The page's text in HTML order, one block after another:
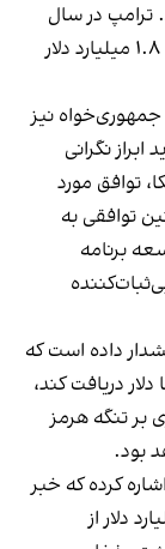
ترامپ در سال
۲۰۱۸ گفته بود که دولت اوباما «هواپیماها را با ۱.۸ میلیارد دلار
نیز
نگرانی
توافق مورد
توافقی به
برنامه
داده است که
دریافت کند،
بر تنگه هرمز
بود.
کرده که خبر
۲۰ میلیارد دلار از